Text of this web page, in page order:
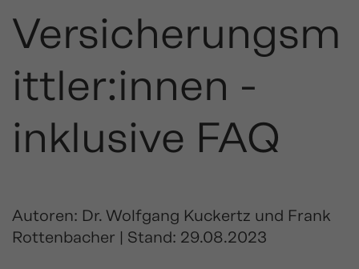
Versicherungsm
ittler:innen -
inklusive FAQ
Autoren: Dr. Wolfgang Kuckertz und Frank
Rottenbacher | Stand: 29.08.2023